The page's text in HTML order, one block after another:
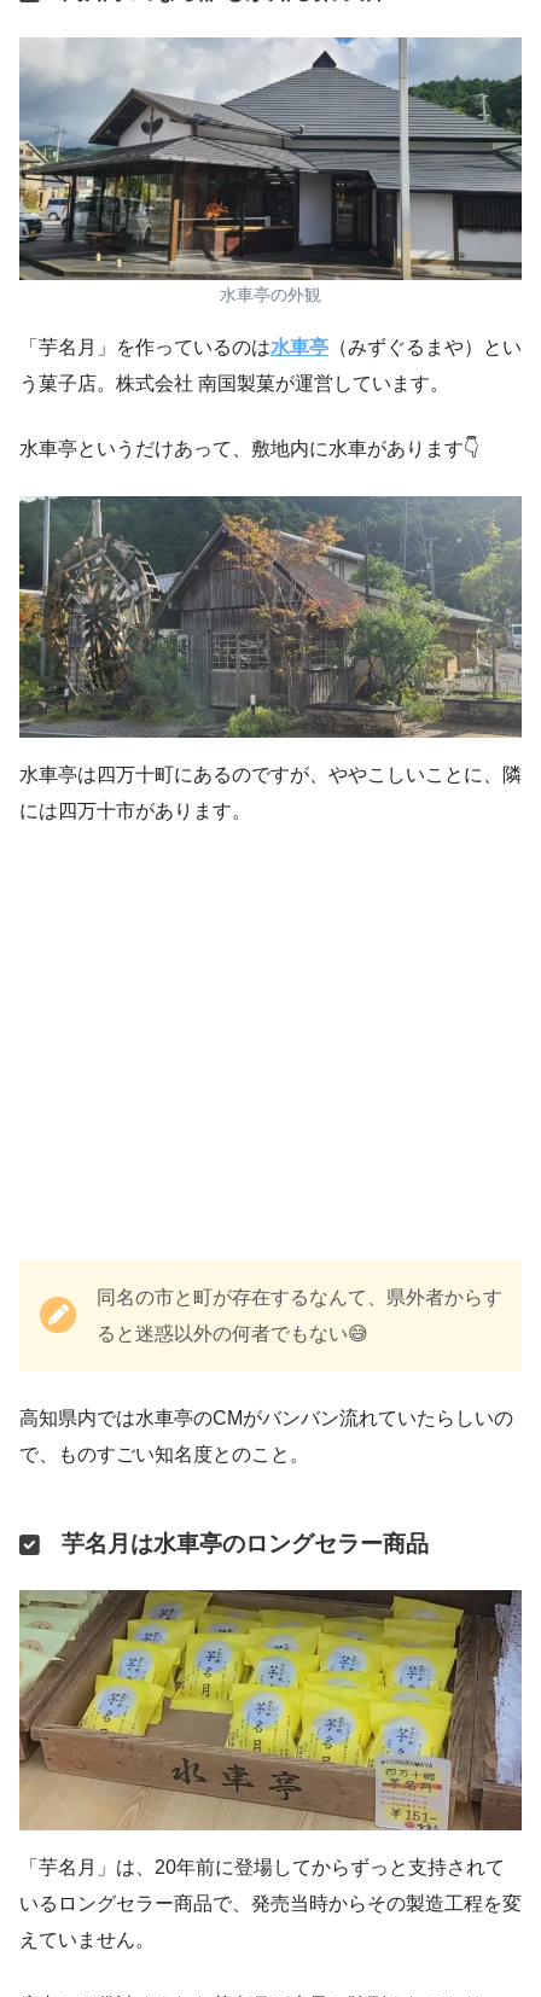
水車亭の外観
「芋名月」を作っているのは水車亭 （みずぐるまや）とい
う菓子店。株式会社 南国製菓が運営しています。
水車亭というだけあって、敷地内に水車があります👇
水車亭は四万十町にあるのですが、ややこしいことに、隣
には四万十市があります。
同名の市と町が存在するなんて、県外者からす
ると迷惑以外の何者でもない😅
高知県内では水車亭のCMがバンバン流れていたらしいの
で、ものすごい知名度とのこと。
芋名月は水車亭のロングセラー商品
「芋名月」は、20年前に登場してからずっと支持されて
いるロングセラー商品で、発売当時からその製造工程を変
えていません。